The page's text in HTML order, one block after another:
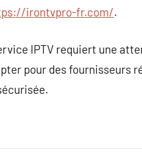
irontvpro-fr.com/.
IPTV requiert une
pour des fournisseurs